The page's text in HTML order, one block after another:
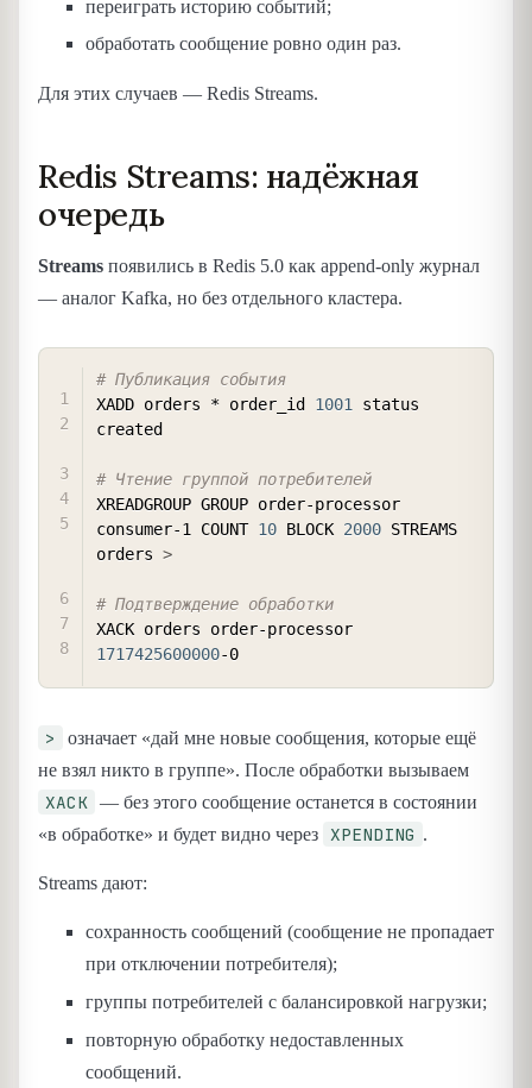
переиграть историю событий;
обработать сообщение ровно один раз.
Для этих случаев — Redis Streams.
Redis Streams: надёжная
очередь
Streams появились в Redis 5.0 как append-only журнал
— аналог Kafka, но без отдельного кластера.
# Публикация события
XADD orders * order_id 1001 status
created
# Чтение группой потребителей
XREADGROUP GROUP order-processor
consumer-1 COUNT 10 BLOCK 2000 STREAMS
orders >
# Подтверждение обработки
1717425600000
>
означает «дай мне новые сообщения, которые ещё
не взял никто в группе». После обработки вызываем
XACK
— без этого сообщение останется в состоянии
«в обработке» и будет видно через
XPENDING .
Streams дают:
сохранность сообщений (сообщение не пропадает
при отключении потребителя);
группы потребителей с балансировкой нагрузки;
повторную обработку недоставленных
сообщений.